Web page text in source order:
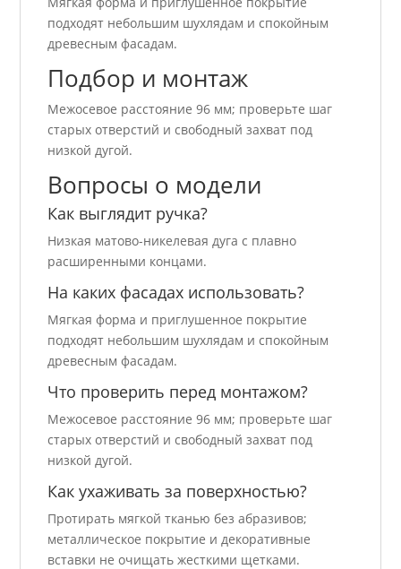
подходят небольшим шухлядам и спокойным
древесным фасадам.
Подбор и монтаж
Межосевое расстояние 96 мм; проверьте шаг
старых отверстий и свободный захват под
низкой дугой.
Вопросы о модели
Как выглядит ручка?
Низкая матово-никелевая дуга с плавно
расширенными концами.
На каких фасадах использовать?
Мягкая форма и приглушенное покрытие
подходят небольшим шухлядам и спокойным
древесным фасадам.
Что проверить перед монтажом?
Межосевое расстояние 96 мм; проверьте шаг
старых отверстий и свободный захват под
низкой дугой.
Как ухаживать за поверхностью?
Протирать мягкой тканью без абразивов;
металлическое покрытие и декоративные
вставки не очищать жесткими щетками.